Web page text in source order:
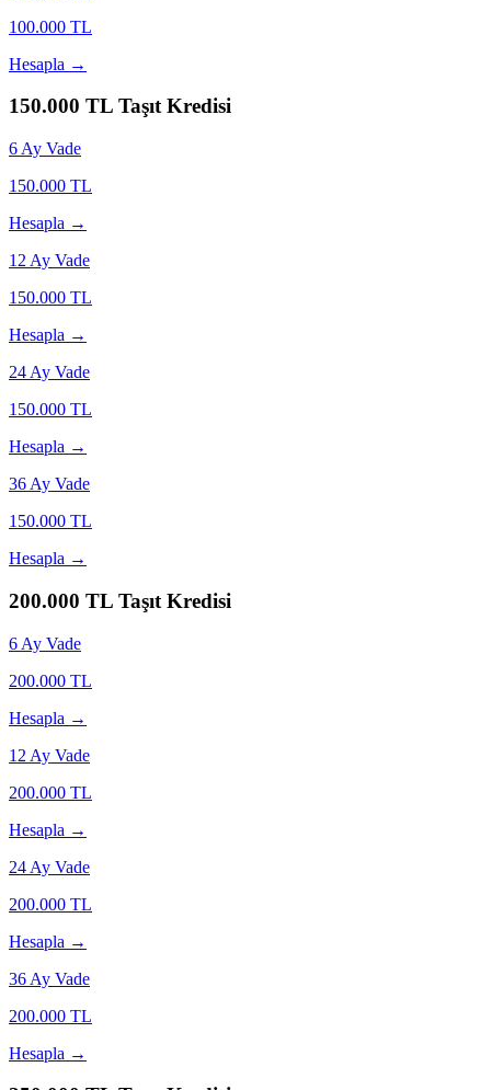
100.000 TL
Hesapla →
150.000 TL Taşıt Kredisi
6 Ay Vade
150.000 TL
Hesapla →
12 Ay Vade
150.000 TL
Hesapla →
24 Ay Vade
150.000 TL
Hesapla →
36 Ay Vade
150.000 TL
Hesapla →
200.000 TL Taşıt Kredisi
6 Ay Vade
200.000 TL
Hesapla →
12 Ay Vade
200.000 TL
Hesapla →
24 Ay Vade
200.000 TL
Hesapla →
36 Ay Vade
200.000 TL
Hesapla →